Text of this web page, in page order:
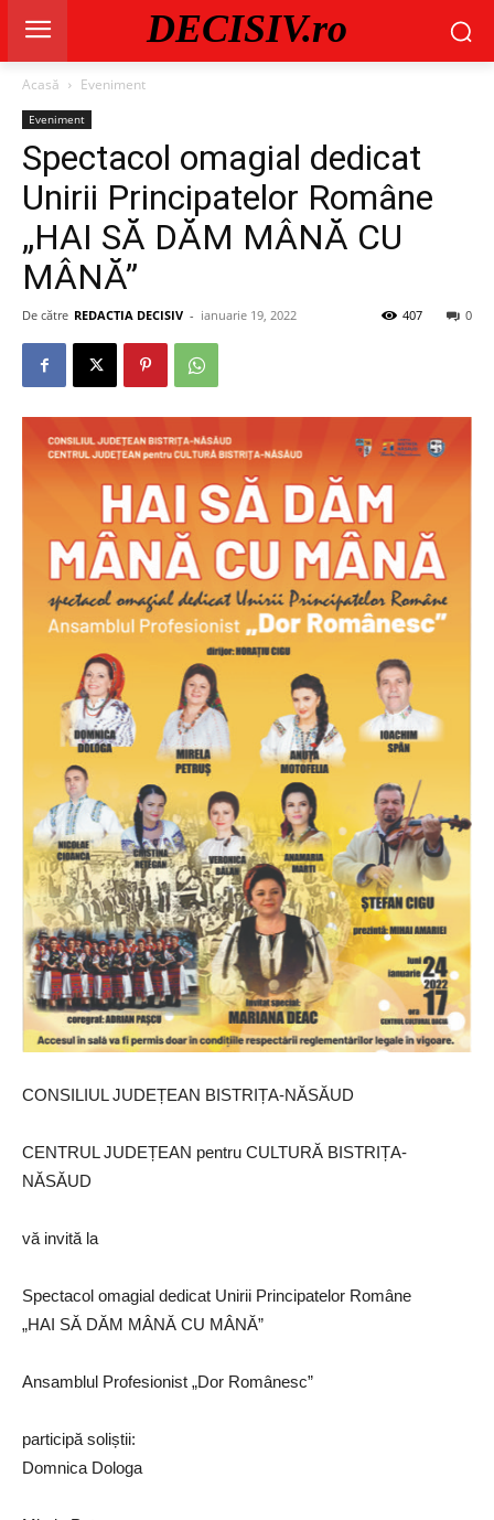
DECISIV.ro
Acasă Eveniment
Eveniment
Spectacol omagial dedicat
Unirii Principatelor Române
„HAI SĂ DĂM MÂNĂ CU
MÂNĂ”
De către REDACTIA DECISIV - ianuarie 19, 2022 0
407
CONSILIUL JUDEȚEAN BISTRIȚA-NĂSĂUD
CENTRUL JUDEȚEAN pentru CULTURĂ BISTRIȚA-
NĂSĂUD
vă invită la
Spectacol omagial dedicat Unirii Principatelor Române
„HAI SĂ DĂM MÂNĂ CU MÂNĂ”
Ansamblul Profesionist „Dor Românesc”
participă soliștii:
Domnica Dologa